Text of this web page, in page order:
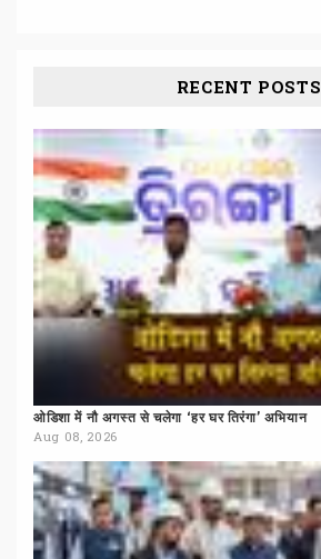
RECENT POSTS
ओडिशा में नौ अगस्त से चलेगा ‘हर घर तिरंगा’ अभियान
Aug 08, 2026